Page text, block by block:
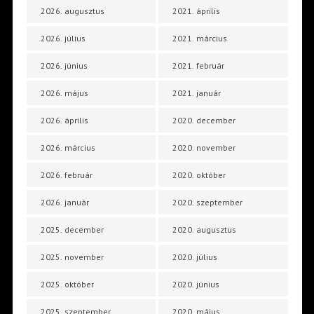
2026. augusztus
2026. július
2026. június
2026. május
2026. április
2026. március
2026. február
2026. január
2025. december
2025. november
2025. október
2025. szeptember
2021. április
2021. március
2021. február
2021. január
2020. december
2020. november
2020. október
2020. szeptember
2020. augusztus
2020. július
2020. június
2020. május